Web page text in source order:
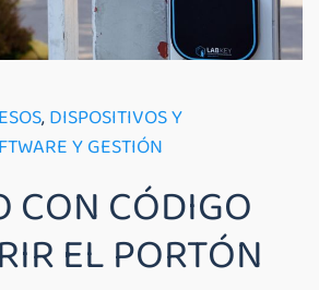
,DISPOSITIVOS Y
Y GESTIÓN
CON CÓDIGO
EL PORTÓN